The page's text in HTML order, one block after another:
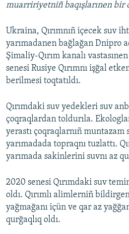
muarririyetniñ baqışlarınen bir
Ukraina, Qırımnıñ içecek suv
yarımadanen bağlağan Dnipro
Şimaliy-Qırım kanalı
senesi Rusiye Qırımnı işğal
berilmesi toqtatıldı.
Qırımdaki suv yedekleri suv
çoqraqlardan toldurıla.
yerastı çoqraqlarnıñ muntazam
yarımadada topraqnı tuzlattı.
yarımada sakinlerini suvnı az
2020 senesi Qırımdaki suv
oldı. Qırımlı alimlerniñ
yağmağanı içün ve qar az
qurğaqlıq oldı.